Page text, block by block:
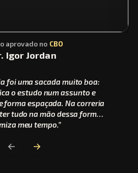
aprovado no CBO
Igor Jordan
foi uma sacada muito boa:
o estudo num assunto e
forma espaçada. Na correria
tudo na mão dessa forma
meu tempo.”
← →